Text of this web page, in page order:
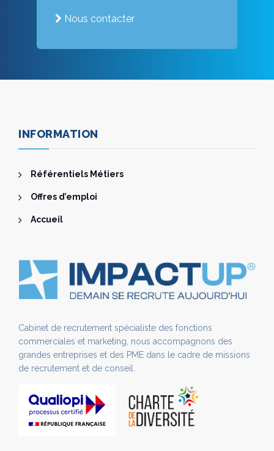
Nous contacter
INFORMATION
Référentiels Métiers
Offres d’emploi
Accueil
Cabinet de recrutement spécialiste des fonctions
commerciales et marketing, nous accompagnons des
grandes entreprises et des PME dans le cadre de missions
de recrutement et de conseil.